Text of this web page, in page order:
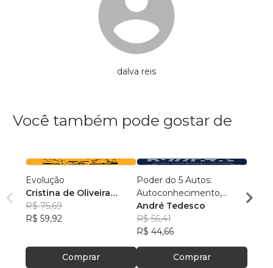
dalva reis
Você também pode gostar de
Evolução
Cristina de Oliveira
Leopoldino Rodrigues
R$ 75,69
R$ 59,92
Comprar
Poder do 5 Autos:
Autoconhecimento,
Autocontrole,
Autoestima,
Autoconfiança e
Autoperformance
André Tedesco
R$ 56,41
R$ 44,66
Comprar
R$